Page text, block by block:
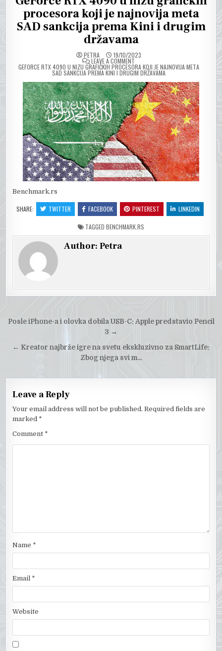
procesora koji je najnovija meta
SAD sankcija prema Kini i drugim
državama
PETRA 19/10/2023
LEAVE A COMMENTON
GEFORCE RTX 4090 U NIZU GRAFIČKIH PROCESORA KOJI JE NAJNOVIJA META
SAD SANKCIJA PREMA KINI I DRUGIM DRŽAVAMA
Benchmark.rs
SHARE: TWITTER FACEBOOK PINTEREST LINKEDIN
TAGGED BENCHMARK.RS
Author:Petra
Post
Posle iPhone-a i olovka dobila USB-C: Apple predstavio Pencil
3 →
← Kreator najbrže igre na svetu ekskluzivno za SmartLife:
Zbog njega svi m…
Leave a Reply
Your email address will not be published. Required fields are
marked *
Comment *
Name *
Email *
Website